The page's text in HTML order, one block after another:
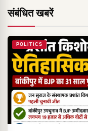
संबंधित खबरें
POLITICS